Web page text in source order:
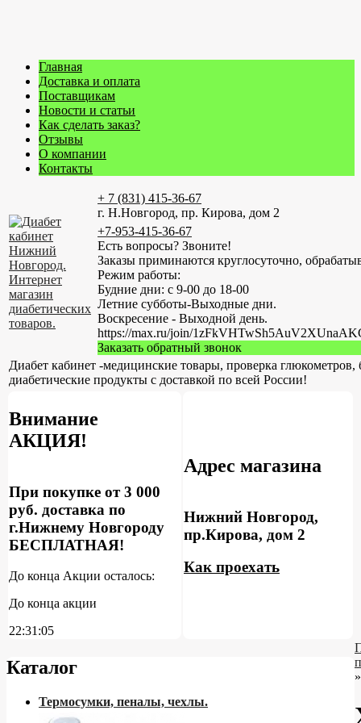
Главная
Доставка и оплата
Поставщикам
Новости и статьи
Как сделать заказ?
Отзывы
О компании
Контакты
+ 7 (831) 415-36-67
г. Н.Новгород, пр. Кирова, дом 2
+7-953-415-36-67
Есть вопросы? Звоните!
Заказы приминаются круглосуточно,
Режим работы:
Будние дни: с 9-00 до 18-00
Летние субботы-Выходные дни.
Воскресение - Выходной день.
https://max.ru/join/
Заказать обратный звонок
Диабет кабинет -медицинские товары, проверка глюкометров,
диабетические продукты с доставкой по всей России!
Внимание
АКЦИЯ!
При покупке от 3 000
руб. доставка по
г.Нижнему Новгороду
БЕСПЛАТНАЯ!
До конца Акции осталось:
До конца акции
22:31:05
Адрес магазина
Нижний Новгород,
пр.Кирова, дом 2
Как проехать
Каталог
Термосумки, пеналы, чехлы.
»